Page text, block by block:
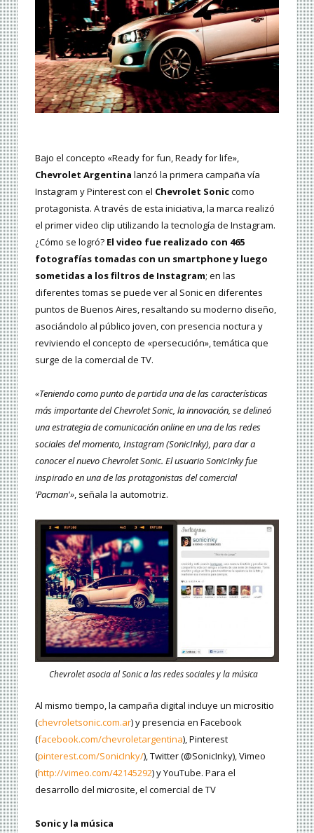
Bajo el concepto «Ready for fun, Ready for life»,
Chevrolet Argentina lanzó la primera campaña vía
Instagram y Pinterest con el Chevrolet Soniccomo
protagonista. A través de esta iniciativa, la marca realizó
el primer video clip utilizando la tecnología de Instagram.
¿Cómo se logró? El video fue realizado con 465
fotografías tomadas con un smartphone y luego
sometidas a los filtros de Instagram; en las
diferentes tomas se puede ver al Sonic en diferentes
puntos de Buenos Aires, resaltando su moderno diseño,
asociándolo al público joven, con presencia noctura y
reviviendo el concepto de «persecución», temática que
surge de la comercial de TV.
«Teniendo como punto de partida una de las características
más importante del Chevrolet Sonic, la innovación, se delineó
una estrategia de comunicación online en una de las redes
sociales del momento, Instagram (SonicInky), para dar a
conocer el nuevo Chevrolet Sonic. El usuario SonicInky fue
inspirado en una de las protagonistas del comercial
‘Pacman'», señala la automotriz.
Chevrolet asocia al Sonic a las redes sociales y la música
Al mismo tiempo, la campaña digital incluye un micrositio
(chevroletsonic.com.ar) y presencia en Facebook
(facebook.com/chevroletargentina), Pinterest
(pinterest.com/SonicInky/), Twitter (@SonicInky), Vimeo
(http://vimeo.com/42145292) y YouTube. Para el
desarrollo del microsite, el comercial de TV
Sonic y la música